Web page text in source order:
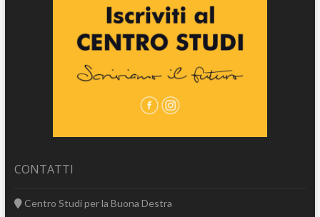
CONTATTI
Centro Studi per la Buona Destra